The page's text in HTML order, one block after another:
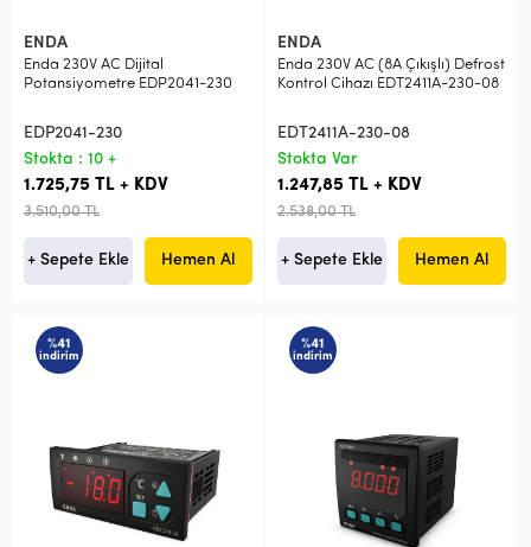
ENDA
Enda 230V AC Dijital
Potansiyometre EDP2041-230
EDP2041-230
Stokta : 10 +
1.725,75 TL + KDV
3.510,00 TL
+ Sepete Ekle Hemen Al
ENDA
Enda 230V AC (8A Çıkışlı) Defrost
Kontrol Cihazı EDT2411A-230-08
EDT2411A-230-08
Stokta Var
1.247,85 TL + KDV
2.538,00 TL
+ Sepete Ekle Hemen Al
%41
indirim
%41
indirim